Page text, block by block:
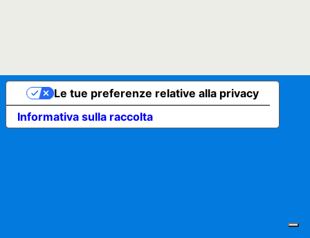
Informativa sulla raccolta
Le tue preferenze relative alla privacy